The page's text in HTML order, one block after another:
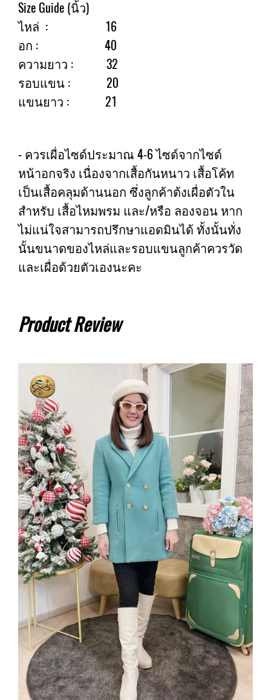
Size Guide (นิ้ว)
ไหล่ : 16
อก : 40
ความยาว : 32
รอบแขน : 20
แขนยาว : 21
- ควรเผื่อไซด์ประมาณ 4-6 ไซด์จากไซด์
หน้าอกจริง เนื่องจากเสื้อกันหนาว เสื้อโค้ท
เป็นเสื้อคลุมด้านนอก ซึ่งลูกค้าต้งเผื่อตัวใน
สำหรับ เสื้อไหมพรม และ/หรือ ลองจอน หาก
ไม่แน่ใจสามารถปรึกษาแอดมินได้ ทั้งนั้นทั่ง
นั้นขนาดของไหล่และรอบแขนลูกค้าควรวัด
และเผื่อด้วยตัวเองนะคะ
Product Review